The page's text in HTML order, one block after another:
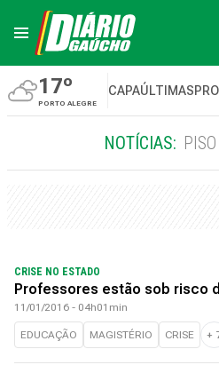
17º
PORTO ALEGRE
CAPAÚLTIMAS
NOTÍCIAS:
CRISE NO ESTADO
Professores estão sob risco
11/01/2016 - 04h01min
EDUCAÇÃO MAGISTÉRIO CRISE +